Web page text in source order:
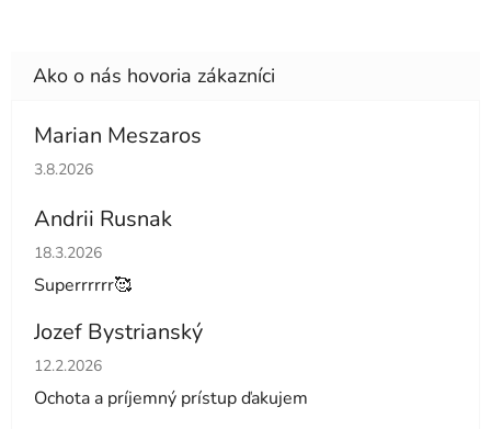
Marian Meszaros
Hodnotenie obchodu je 5 z 5 hviezdičiek.
3.8.2026
Andrii Rusnak
Hodnotenie obchodu je 5 z 5 hviezdičiek.
18.3.2026
Superrrrrr🥰
Jozef Bystrianský
Hodnotenie obchodu je 5 z 5 hviezdičiek.
12.2.2026
Ochota a príjemný prístup ďakujem